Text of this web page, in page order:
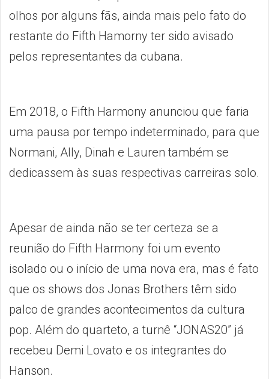
olhos por alguns fãs, ainda mais pelo fato do
restante do Fifth Hamorny ter sido avisado
pelos representantes da cubana.
Em 2018, o Fifth Harmony anunciou que faria
uma pausa por tempo indeterminado, para que
Normani, Ally, Dinah e Lauren também se
dedicassem às suas respectivas carreiras solo.
Apesar de ainda não se ter certeza se a
reunião do Fifth Harmony foi um evento
isolado ou o início de uma nova era, mas é fato
que os shows dos Jonas Brothers têm sido
palco de grandes acontecimentos da cultura
pop. Além do quarteto, a turnê “JONAS20” já
recebeu Demi Lovato e os integrantes do
Hanson.